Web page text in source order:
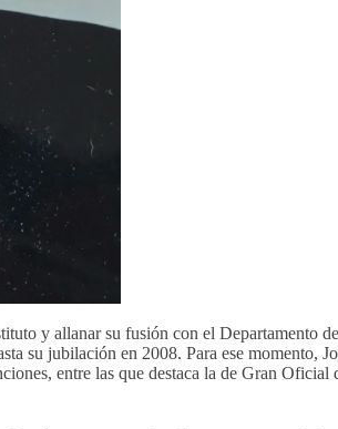
y allanar su fusión con el Departamento
su jubilación en 2008. Para ese momento,
entre las que destaca la de Gran